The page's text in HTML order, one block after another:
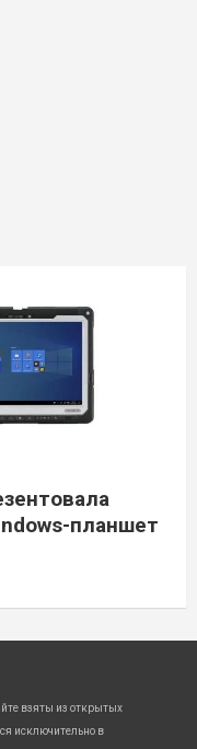
планшет
взяты из открытых
исключительно в